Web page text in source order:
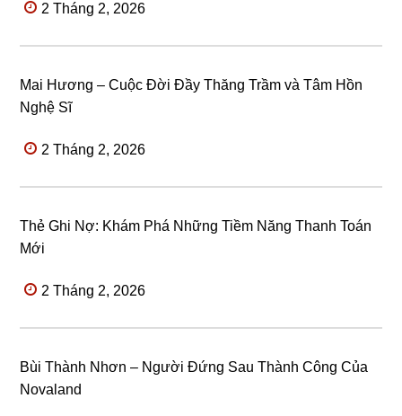
2 Tháng 2, 2026
Mai Hương – Cuộc Đời Đầy Thăng Trầm và Tâm Hồn
Nghệ Sĩ
2 Tháng 2, 2026
Thẻ Ghi Nợ: Khám Phá Những Tiềm Năng Thanh Toán
Mới
2 Tháng 2, 2026
Bùi Thành Nhơn – Người Đứng Sau Thành Công Của
Novaland